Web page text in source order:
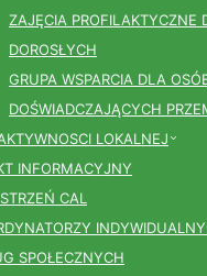
ZAJĘCIA PROFILAKTYCZNE
DOROSŁYCH
GRUPA WSPARCIA DLA
DOŚWIADCZAJĄCYCH
LOKALNEJ
INFORMACYJNY
CAL
SPOŁECZNYCH